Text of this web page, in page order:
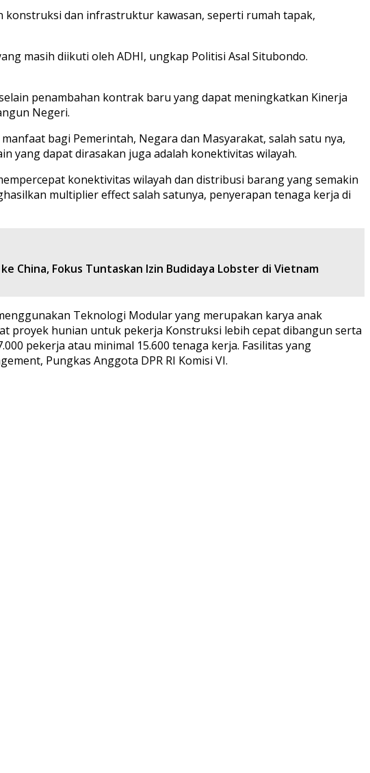
konstruksi dan infrastruktur kawasan, seperti rumah tapak,
masih diikuti oleh ADHI, ungkap Politisi Asal Situbondo.
penambahan kontrak baru yang dapat meningkatkan Kinerja
Negeri.
bagi Pemerintah, Negara dan Masyarakat, salah satu nya,
yang dapat dirasakan juga adalah konektivitas wilayah.
konektivitas wilayah dan distribusi barang yang semakin
multiplier effect salah satunya, penyerapan tenaga kerja di
China, Fokus Tuntaskan Izin Budidaya Lobster di Vietnam
Teknologi Modular yang merupakan karya anak
proyek hunian untuk pekerja Konstruksi lebih cepat dibangun serta
pekerja atau minimal 15.600 tenaga kerja. Fasilitas yang
Pungkas Anggota DPR RI Komisi VI.